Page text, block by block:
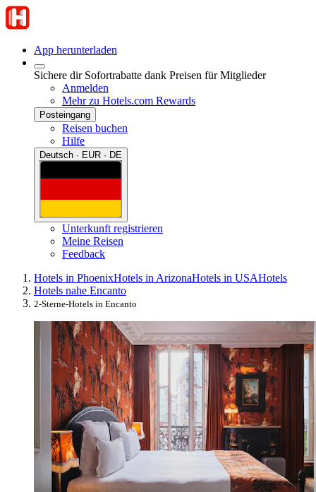
App herunterladen
Sichere dir Sofortrabatte dank Preisen für Mitglieder
Anmelden
Mehr zu Hotels.com Rewards
Posteingang
Reisen buchen
Hilfe
Deutsch · EUR · DE
Unterkunft registrieren
Meine Reisen
Feedback
Hotels in PhoenixHotels in ArizonaHotels in USAHotels
Hotels nahe Encanto
2-Sterne-Hotels in Encanto